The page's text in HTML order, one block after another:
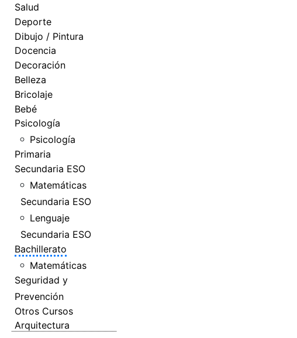
Salud
Deporte
Dibujo / Pintura
Docencia
Decoración
Belleza
Bricolaje
Bebé
Psicología
Psicología
Primaria
Secundaria ESO
Matemáticas
Secundaria ESO
Lenguaje
Secundaria ESO
Bachillerato
Matemáticas
Seguridad y
Prevención
Otros Cursos
Arquitectura